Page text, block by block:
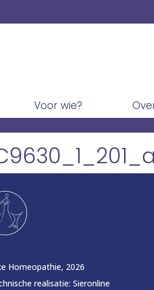
Voor wie?
Homeopathie, 2026
realisatie: Sieronline